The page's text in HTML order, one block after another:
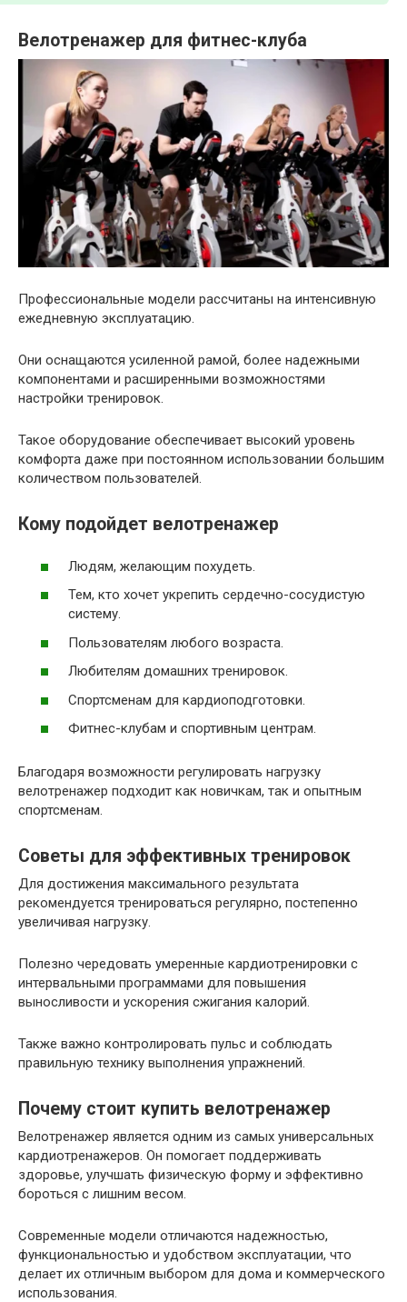
Велотренажер для фитнес-клуба
Профессиональные модели рассчитаны на интенсивную
ежедневную эксплуатацию.
Они оснащаются усиленной рамой, более надежными
компонентами и расширенными возможностями
настройки тренировок.
Такое оборудование обеспечивает высокий уровень
комфорта даже при постоянном использовании большим
количеством пользователей.
Кому подойдет велотренажер
Людям, желающим похудеть.
Тем, кто хочет укрепить сердечно-сосудистую
систему.
Пользователям любого возраста.
Любителям домашних тренировок.
Спортсменам для кардиоподготовки.
Фитнес-клубам и спортивным центрам.
Благодаря возможности регулировать нагрузку
велотренажер подходит как новичкам, так и опытным
спортсменам.
Советы для эффективных тренировок
Для достижения максимального результата
рекомендуется тренироваться регулярно, постепенно
увеличивая нагрузку.
Полезно чередовать умеренные кардиотренировки с
интервальными программами для повышения
выносливости и ускорения сжигания калорий.
Также важно контролировать пульс и соблюдать
правильную технику выполнения упражнений.
Почему стоит купить велотренажер
Велотренажер является одним из самых универсальных
кардиотренажеров. Он помогает поддерживать
здоровье, улучшать физическую форму и эффективно
бороться с лишним весом.
Современные модели отличаются надежностью,
функциональностью и удобством эксплуатации, что
делает их отличным выбором для дома и коммерческого
использования.